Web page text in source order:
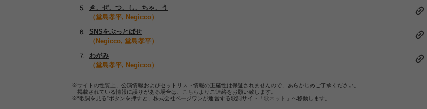
SNSをぶっとばせ
（Negicco, 堂島孝平）
き、ぜ、つ、し、ちゃ、う
（堂島孝平, Negicco）
わがみ
（堂島孝平, Negicco）
※サイトの性質上、公演情報およびセットリスト情報の正確性は保証されませんので、あらかじめご了承ください。
掲載されている情報に誤りがある場合は、
こちら よりご連絡をお願い致します。
※“歌詞を見る”ボタンを押すと、株式会社ページワンが運営する歌詞サイト「歌ネット 」へ移動します。